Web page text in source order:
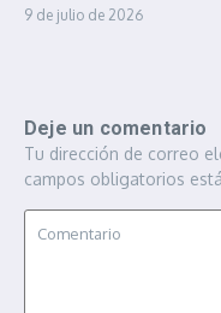
9 de julio de 2026
Deje un comentario
Tu dirección de correo
campos obligatorios